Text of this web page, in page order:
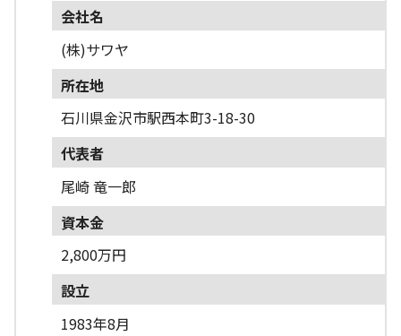
会社名
(株)サワヤ
所在地
石川県金沢市駅西本町3-18-30
代表者
尾崎 竜一郎
資本金
2,800万円
設立
1983年8月